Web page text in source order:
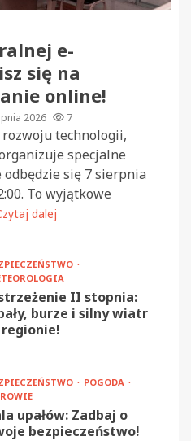
e-
się na
online!
2026 7
technologii,
specjalne
się 7 sierpnia
To wyjątkowe
dalej
II stopnia:
burze i silny wiatr
POGODA
upałów: Zadbaj o
bezpieczeństwo!